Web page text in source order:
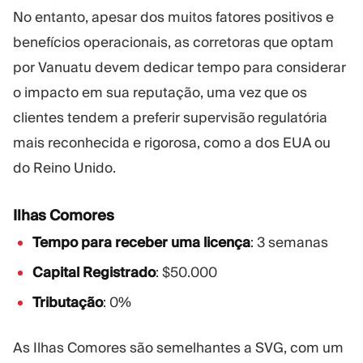
No entanto, apesar dos muitos fatores positivos e
benefícios operacionais, as corretoras que optam
por Vanuatu devem dedicar tempo para considerar
o impacto em sua reputação, uma vez que os
clientes tendem a preferir supervisão regulatória
mais reconhecida e rigorosa, como a dos EUA ou
do Reino Unido.
Ilhas Comores
Tempo para receber uma licença: 3 semanas
Capital Registrado: $50.000
Tributação: 0%
As Ilhas Comores são semelhantes a SVG, com um